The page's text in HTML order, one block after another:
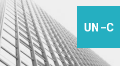
UN-C